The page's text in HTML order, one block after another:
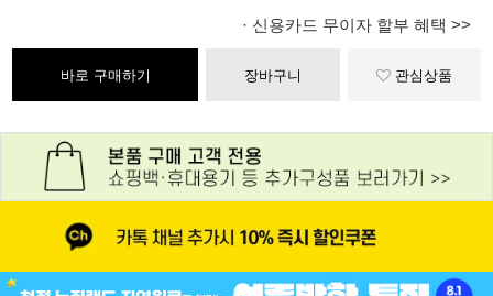
· 신용카드 무이자 할부 혜택 >>
바로 구매하기 장바구니 관심상품